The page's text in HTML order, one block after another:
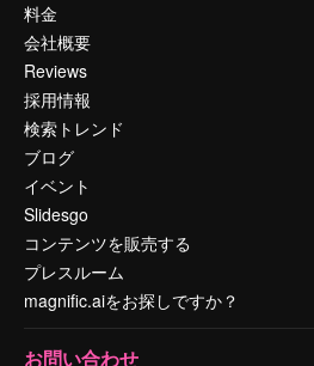
料金
会社概要
Reviews
採用情報
検索トレンド
ブログ
イベント
Slidesgo
コンテンツを販売する
プレスルーム
magnific.aiをお探しですか？
お問い合わせ